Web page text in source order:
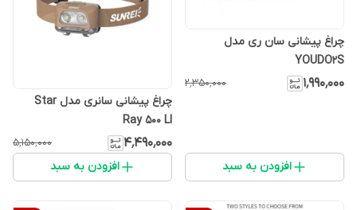
چراغ پیشانی سان ری مدل
YOUDO2S
۱٬۹۹۰٬۰۰۰ ۲٬۳۵۰٬۰۰۰
افزودن به سبد
چراغ پیشانی سانری مدل Star
Ray 500 LI
۴٬۴۹۰٬۰۰۰ ۵٬۱۵۰٬۰۰۰
افزودن به سبد